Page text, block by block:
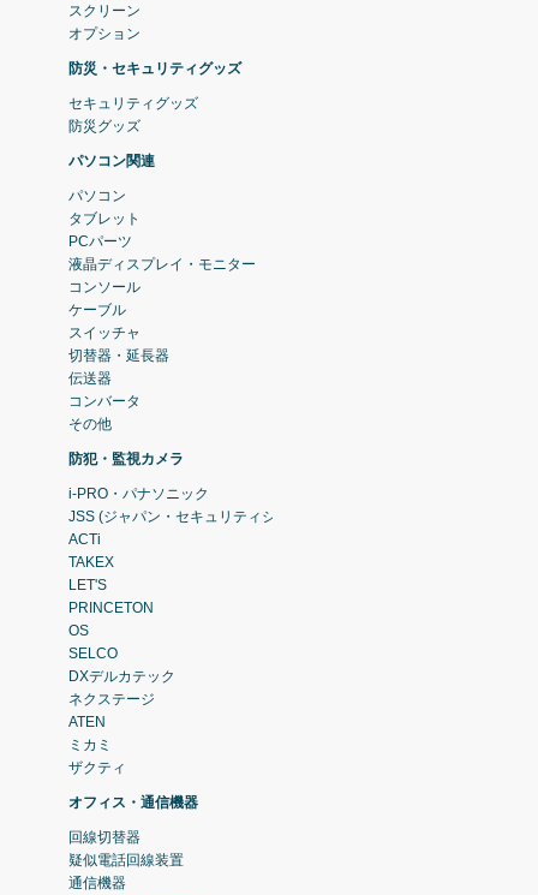
スクリーン
オプション
防災・セキュリティグッズ
セキュリティグッズ
防災グッズ
パソコン関連
パソコン
タブレット
PCパーツ
液晶ディスプレイ・モニター
コンソール
ケーブル
スイッチャ
切替器・延長器
伝送器
コンバータ
その他
防犯・監視カメラ
i-PRO・パナソニック
JSS (ジャパン・セキュリティシステム)
ACTi
TAKEX
LET'S
PRINCETON
OS
SELCO
DXデルカテック
ネクステージ
ATEN
ミカミ
ザクティ
オフィス・通信機器
回線切替器
疑似電話回線装置
通信機器